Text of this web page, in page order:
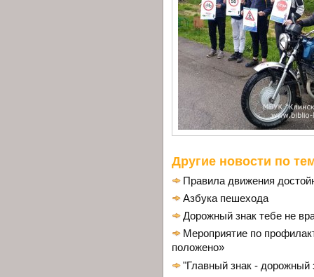
Другие новости по
Правила движения
Азбука пешехода
Дорожный знак тебе не
Мероприятие по
положено»
"Главный знак - дорожный